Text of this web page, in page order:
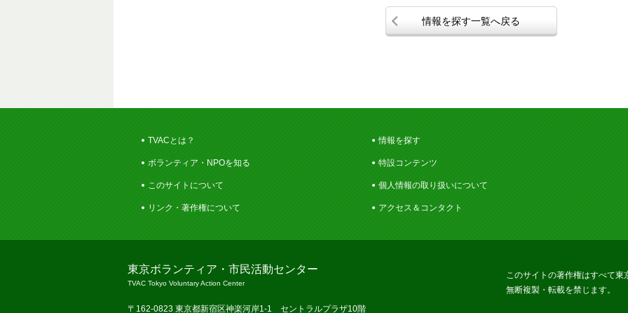
情報を探す一覧へ戻る
TVACとは？ 情報を探す
ボランティア・NPOを知る 特設コンテンツ
このサイトについて 個人情報の取り扱いについて
リンク・著作権について アクセス＆コンタクト
東京ボランティア・市民活動センター
TVAC Tokyo Voluntary Action Center
〒162-0823 東京都新宿区神楽河岸1-1 セントラルプラザ10階
このサイトの著作権はすべて
無断複製・転載を禁じます。